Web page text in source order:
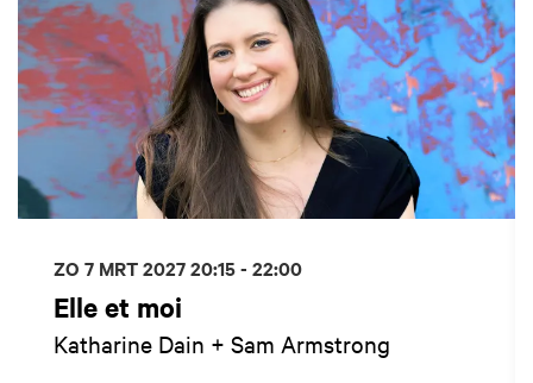
Elle et moi
Katharine Dain + Sam Armstrong
ZO 7 MRT 202720:15 - 22:00